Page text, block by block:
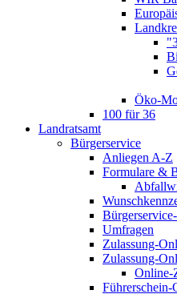
Öko-
100 für 36
Landratsamt
Bürgerservice
Anliegen A-Z
Formulare &
Umfragen
Zulassung-
Zulassung-
Online-
Führerschein-